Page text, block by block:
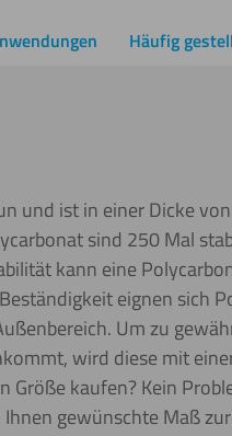
Häufig
und ist in einer Dicke
sind 250 Mal
kann eine
eignen sich
Um zu
wird diese mit
kaufen? Kein
gewünschte Maß